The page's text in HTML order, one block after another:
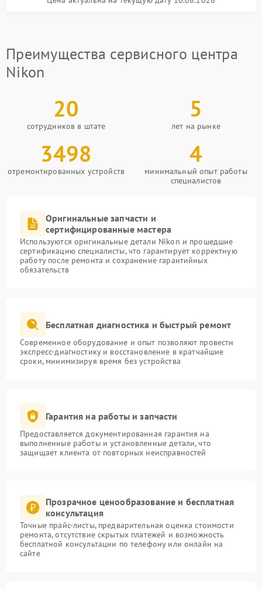
Преимущества сервисного центра
Nikon
20
сотрудников в штате
5
лет на рынке
3498
отремонтированных устройств
4
минимальный опыт работы
специалистов
Оригинальные запчасти и
сертифицированные мастера
Используются оригинальные детали Nikon и прошедшие
сертификацию специалисты, что гарантирует корректную
работу после ремонта и сохранение гарантийных
обязательств
Бесплатная диагностика и быстрый ремонт
Современное оборудование и опыт позволяют провести
экспресс-диагностику и восстановление в кратчайшие
сроки, минимизируя время без устройства
Гарантия на работы и запчасти
Предоставляется документированная гарантия на
выполненные работы и установленные детали, что
защищает клиента от повторных неисправностей
Прозрачное ценообразование и бесплатная
консультация
Точные прайс-листы, предварительная оценка стоимости
ремонта, отсутствие скрытых платежей и возможность
бесплатной консультации по телефону или онлайн на
сайте